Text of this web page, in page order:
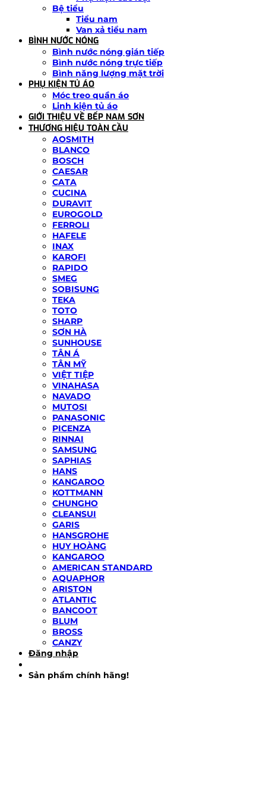
Bệ tiểu
Tiểu nam
Van xả tiểu nam
BÌNH NƯỚC NÓNG
Bình nước nóng gián tiếp
Bình nước nóng trực tiếp
Bình năng lượng mặt trời
PHỤ KIỆN TỦ ÁO
Móc treo quần áo
Linh kiện tủ áo
GIỚI THIỆU VỀ BẾP NAM SƠN
THƯƠNG HIỆU TOÀN CẦU
AOSMITH
BLANCO
BOSCH
CAESAR
CATA
CUCINA
DURAVIT
EUROGOLD
FERROLI
HAFELE
INAX
KAROFI
RAPIDO
SMEG
SOBISUNG
TEKA
TOTO
SHARP
SƠN HÀ
SUNHOUSE
TÂN Á
TÂN MỸ
VIỆT TIỆP
VINAHASA
NAVADO
MUTOSI
PANASONIC
PICENZA
RINNAI
SAMSUNG
SAPHIAS
HANS
KANGAROO
KOTTMANN
CHUNGHO
CLEANSUI
GARIS
HANSGROHE
HUY HOÀNG
KANGAROO
AMERICAN STANDARD
AQUAPHOR
ARISTON
ATLANTIC
BANCOOT
BLUM
BROSS
CANZY
Đăng nhập
Sản phẩm chính hãng!